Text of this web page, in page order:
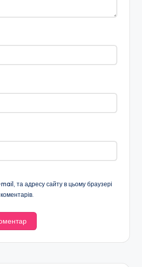
та адресу сайту в цьому браузері